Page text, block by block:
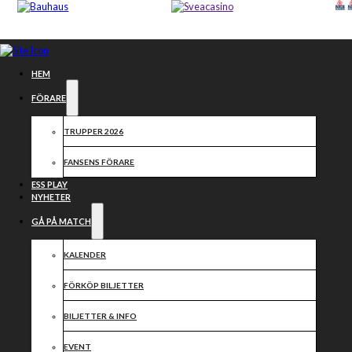
Hoppa till huvudinnehåll Hoppa till sidfot
HEM
FÖRARE
TRUPPER 2026
FANSENS FÖRARE
ESS PLAY
NYHETER
GÅ PÅ MATCH
KALENDER
FÖRKÖP BILJETTER
BILJETTER & INFO
EVENT
LUCKA NR 13